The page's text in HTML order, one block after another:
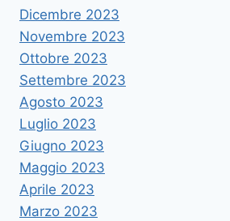
Dicembre 2023
Novembre 2023
Ottobre 2023
Settembre 2023
Agosto 2023
Luglio 2023
Giugno 2023
Maggio 2023
Aprile 2023
Marzo 2023